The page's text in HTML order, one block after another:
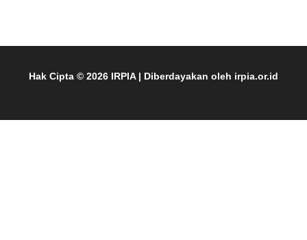
Hak Cipta © 2026 IRPIA| Diberdayakan oleh irpia.or.id